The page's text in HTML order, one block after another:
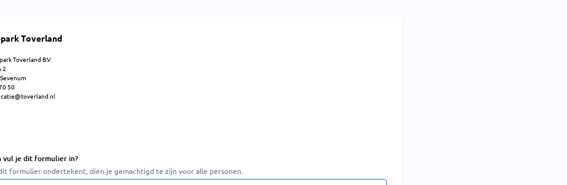
Toverland
Toverland B.V.
2
50
vul je dit formulier in?
formulier ondertekent, dien je gemachtigd te zijn voor alle personen.